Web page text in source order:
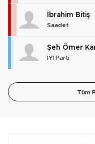
İbrahim Bitiş
Saadet
Şeh Ömer
İYİ Parti
Tüm